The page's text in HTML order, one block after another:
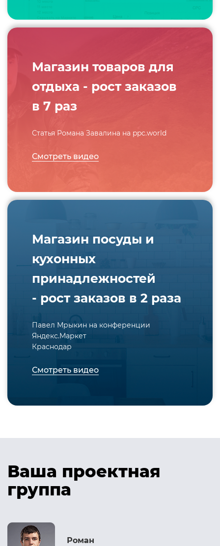
Магазин товаров для
отдыха - рост заказов
в 7 раз
Статья Романа Завалина на ppc.world
Смотреть видео
Магазин посуды и
кухонных
принадлежностей
- рост заказов в 2 раза
Павел Мрыкин на конференции
Яндекс.Маркет
Краснодар
Смотреть видео
Ваша проектная
группа
Роман